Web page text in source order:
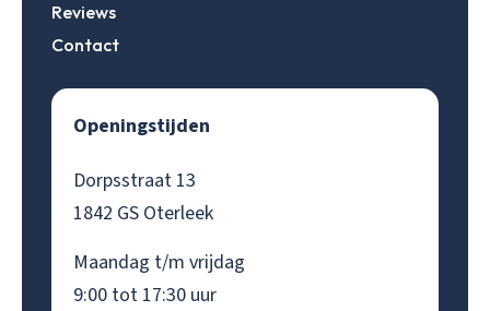
Reviews
Contact
Openingstijden
Dorpsstraat 13
1842 GS Oterleek
Maandag t/m vrijdag
9:00 tot 17:30 uur